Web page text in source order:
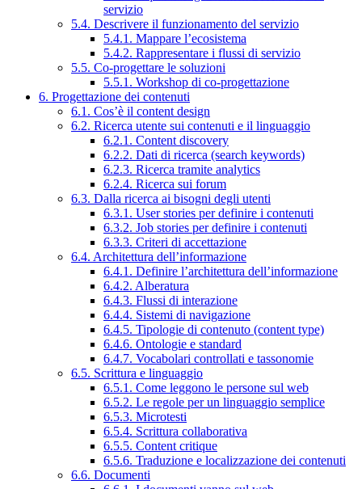
servizio
5.4. Descrivere il funzionamento del servizio
5.4.1. Mappare l’ecosistema
5.4.2. Rappresentare i flussi di servizio
5.5. Co-progettare le soluzioni
5.5.1. Workshop di co-progettazione
6. Progettazione dei contenuti
6.1. Cos’è il content design
6.2. Ricerca utente sui contenuti e il linguaggio
6.2.1. Content discovery
6.2.2. Dati di ricerca (search keywords)
6.2.3. Ricerca tramite analytics
6.2.4. Ricerca sui forum
6.3. Dalla ricerca ai bisogni degli utenti
6.3.1. User stories per definire i contenuti
6.3.2. Job stories per definire i contenuti
6.3.3. Criteri di accettazione
6.4. Architettura dell’informazione
6.4.1. Definire l’architettura dell’informazione
6.4.2. Alberatura
6.4.3. Flussi di interazione
6.4.4. Sistemi di navigazione
6.4.5. Tipologie di contenuto (content type)
6.4.6. Ontologie e standard
6.4.7. Vocabolari controllati e tassonomie
6.5. Scrittura e linguaggio
6.5.1. Come leggono le persone sul web
6.5.2. Le regole per un linguaggio semplice
6.5.3. Microtesti
6.5.4. Scrittura collaborativa
6.5.5. Content critique
6.5.6. Traduzione e localizzazione dei contenuti
6.6. Documenti